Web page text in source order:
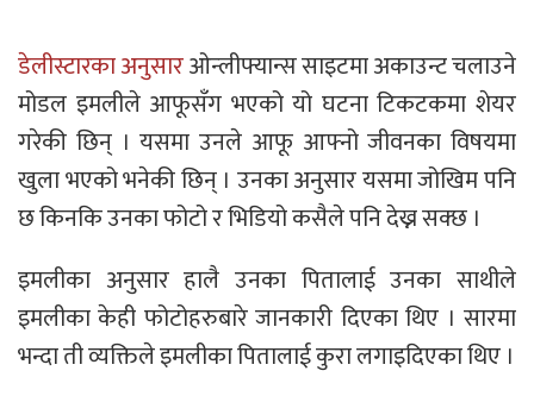
डेलीस्टारका अनुसारओन्लीफ्यान्स साइटमा अकाउन्ट चलाउने
मोडल इमलीले आफूसँग भएको यो घटना टिकटकमा शेयर
गरेकी छिन् । यसमा उनले आफू आफ्नो जीवनका विषयमा
खुला भएको भनेकी छिन् । उनका अनुसार यसमा जोखिम पनि
छ किनकि उनका फोटो र भिडियो कसैले पनि देख्न सक्छ ।
इमलीका अनुसार हालै उनका पितालाई उनका साथीले
इमलीका केही फोटोहरुबारे जानकारी दिएका थिए । सारमा
भन्दा ती व्यक्तिले इमलीका पितालाई कुरा लगाइदिएका थिए ।